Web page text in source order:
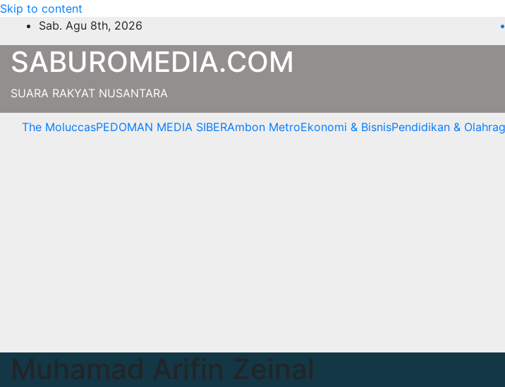
Skip to content
Sab. Agu 8th, 2026
SABUROMEDIA.COM
SUARA RAKYAT NUSANTARA
The MoluccasPEDOMAN MEDIA SIBERAmbon MetroEkonomi & BisnisPendidikan &
Muhamad Arifin Zeinal